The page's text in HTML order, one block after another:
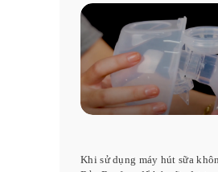
Khi sử dụng máy hút sữa